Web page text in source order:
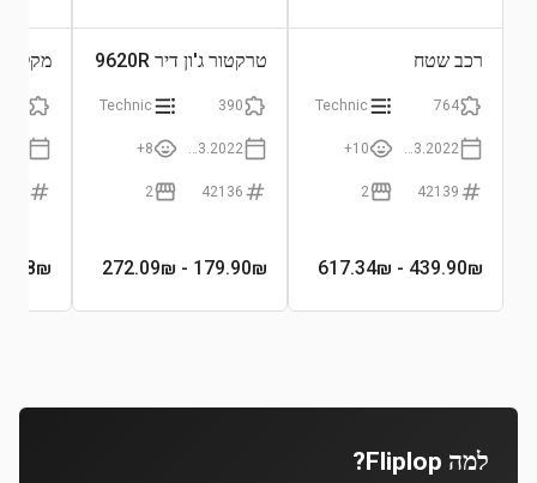
רכב שטח
764
Technic
10+
42139
2
439.90₪
- 617.34₪
טרקטור ג'ון דיר 9620R
390
Technic
8+
42136
2
179.90₪
- 272.09₪
588₪
למה Fliplop?